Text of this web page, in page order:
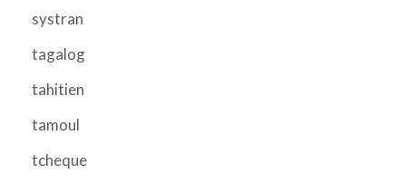
systran
tagalog
tahitien
tamoul
tcheque